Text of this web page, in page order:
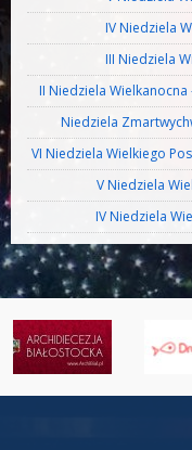
IV Niedziela
III Niedziela
II Niedziela
Niedziela
VI Niedziela Wielkiego
V Niedziela
IV Niedziela